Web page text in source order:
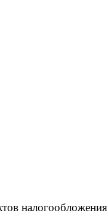
налогообложения